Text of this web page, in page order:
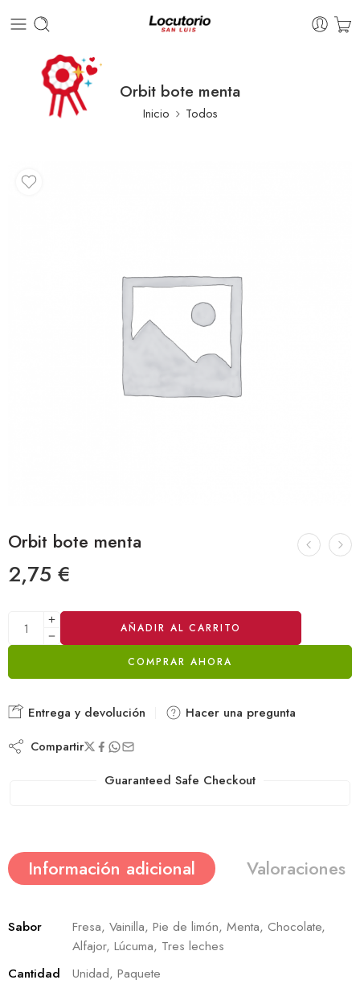
Orbit bote menta
Inicio Todos
Orbit bote menta
2,75 €
AÑADIR AL CARRITO
COMPRAR AHORA
Alternative:
Entrega y devolución Hacer una pregunta
Compartir
Guaranteed Safe Checkout
Información adicional Valoraciones
Sabor
Fresa, Vainilla, Pie de limón, Menta, Chocolate,
Alfajor, Lúcuma, Tres leches
Cantidad
Unidad, Paquete